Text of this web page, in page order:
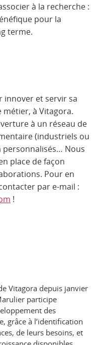
à la recherche :
pour la
terme.
et servir sa
métier, à Vitagora.
à un réseau de
(industriels ou
personnalisés… Nous
place de façon
Pour en
par e-mail :
!
Vitagora depuis janvier
participe
des
grâce à l’identification
de leurs besoins, et